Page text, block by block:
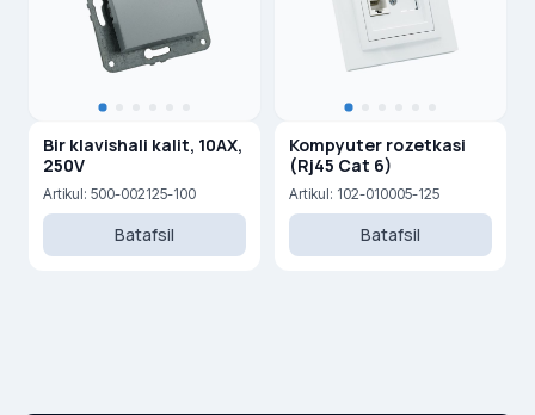
Bir klavishali kalit, 10AX,
250V
Artikul: 500-002125-100
Batafsil
Kompyuter rozetkasi
(Rj45 Cat 6)
Artikul: 102-010005-125
Batafsil